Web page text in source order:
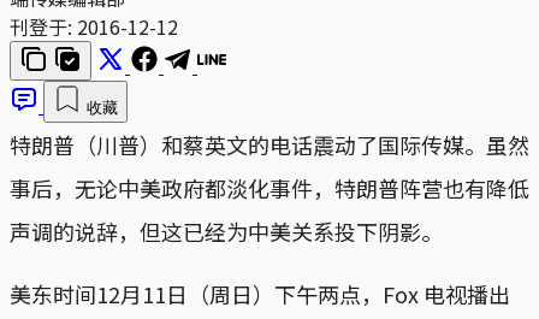
刊登于: 2016-12-12
收藏
特朗普（川普）和蔡英文的电话震动了国际传媒。虽然
事后，无论中美政府都淡化事件，特朗普阵营也有降低
声调的说辞，但这已经为中美关系投下阴影。
美东时间12月11日（周日）下午两点，Fox 电视播出